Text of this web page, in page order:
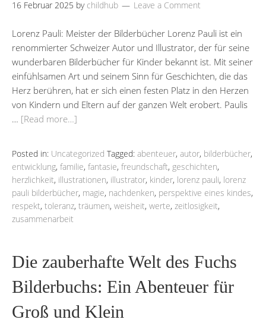
16 Februar 2025 by childhub Leave a Comment
Lorenz Pauli: Meister der Bilderbücher Lorenz Pauli ist ein
renommierter Schweizer Autor und Illustrator, der für seine
wunderbaren Bilderbücher für Kinder bekannt ist. Mit seiner
einfühlsamen Art und seinem Sinn für Geschichten, die das
Herz berühren, hat er sich einen festen Platz in den Herzen
von Kindern und Eltern auf der ganzen Welt erobert. Paulis
… [Read more…]
Posted in: Uncategorized Tagged: abenteuer, autor, bilderbücher,
entwicklung, familie, fantasie, freundschaft, geschichten,
herzlichkeit, illustrationen, illustrator, kinder, lorenz pauli, lorenz
pauli bilderbücher, magie, nachdenken, perspektive eines kindes,
respekt, toleranz, träumen, weisheit, werte, zeitlosigkeit,
zusammenarbeit
Die zauberhafte Welt des Fuchs
Bilderbuchs: Ein Abenteuer für
Groß und Klein